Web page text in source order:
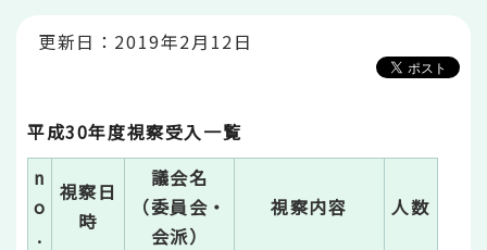
更新日：2019年2月12日
n
o
.
視察日
時
議会名
（委員会・
会派）
視察内容 人数
平成30年度視察受入一覧